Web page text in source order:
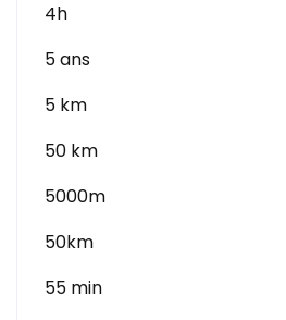
4h
5 ans
5 km
50 km
5000m
50km
55 min